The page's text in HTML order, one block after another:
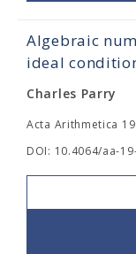
Algebraic
ideal
Charles Parry
Acta Arithmetica
DOI: 10.4064/aa-